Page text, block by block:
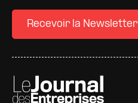
Recevoir la Newsletter